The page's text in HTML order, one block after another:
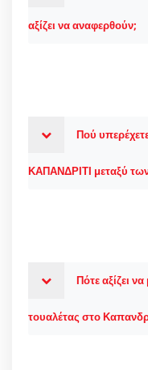
αξίζει να αναφερθούν;
Πού
ΚΑΠΑΝΔΡΙΤΙ μεταξύ
Πότε αξίζει
τουαλέτας στο